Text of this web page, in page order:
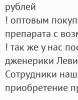
рублей
! оптовым
препарата с
! так же у нас
дженерики
Cотрудники
приобретение